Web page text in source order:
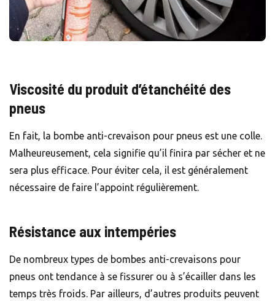
Viscosité du produit d’étanchéité des
pneus
En fait, la bombe anti-crevaison pour pneus est une colle.
Malheureusement, cela signifie qu’il finira par sécher et ne
sera plus efficace. Pour éviter cela, il est généralement
nécessaire de faire l’appoint régulièrement.
Résistance aux intempéries
De nombreux types de bombes anti-crevaisons pour
pneus ont tendance à se fissurer ou à s’écailler dans les
temps très froids. Par ailleurs, d’autres produits peuvent